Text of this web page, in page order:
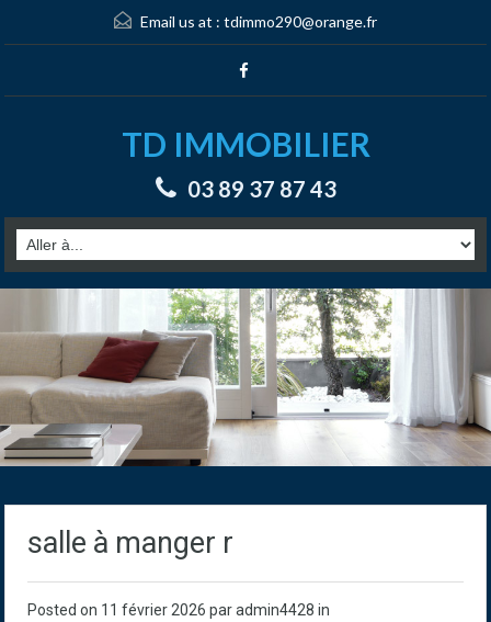
Email us at : tdimmo290@orange.fr
TD IMMOBILIER
03 89 37 87 43
salle à manger r
Posted on 11 février 2026 par admin4428 in